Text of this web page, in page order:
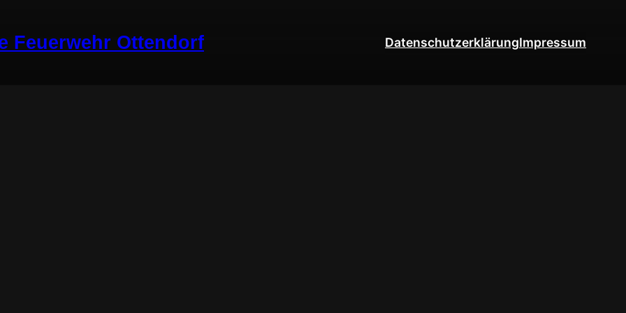
Feuerwehr Ottendorf DatenschutzerklärungImpressum